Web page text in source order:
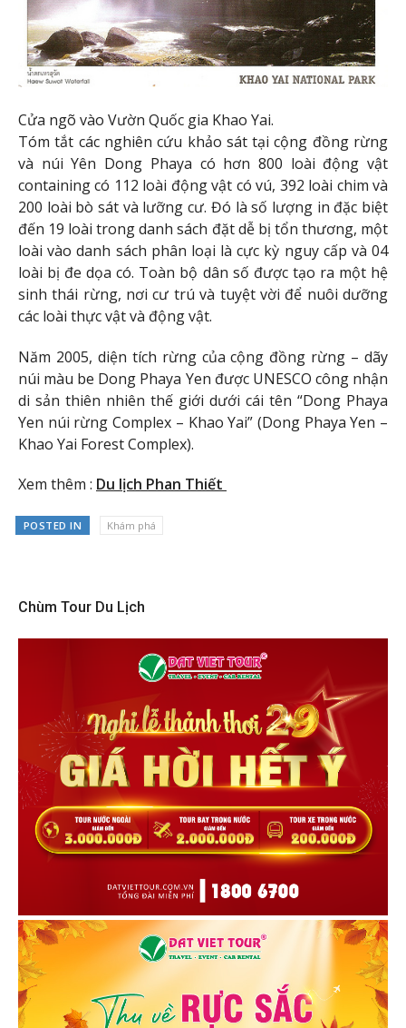
Cửa ngõ vào Vườn Quốc gia Khao Yai.
Tóm tắt các nghiên cứu khảo sát tại cộng đồng rừng
và núi Yên Dong Phaya có hơn 800 loài động vật
containing có 112 loài động vật có vú, 392 loài chim và
200 loài bò sát và lưỡng cư. Đó là số lượng in đặc biệt
đến 19 loài trong danh sách đặt dễ bị tổn thương, một
loài vào danh sách phân loại là cực kỳ nguy cấp và 04
loài bị đe dọa có. Toàn bộ dân số được tạo ra một hệ
sinh thái rừng, nơi cư trú và tuyệt vời để nuôi dưỡng
các loài thực vật và động vật.
Năm 2005, diện tích rừng của cộng đồng rừng – dãy
núi màu be Dong Phaya Yen được UNESCO công nhận
di sản thiên nhiên thế giới dưới cái tên “Dong Phaya
Yen núi rừng Complex – Khao Yai” (Dong Phaya Yen –
Khao Yai Forest Complex).
Xem thêm : Du lịch Phan Thiết
POSTED IN Khám phá
Chùm Tour Du Lịch